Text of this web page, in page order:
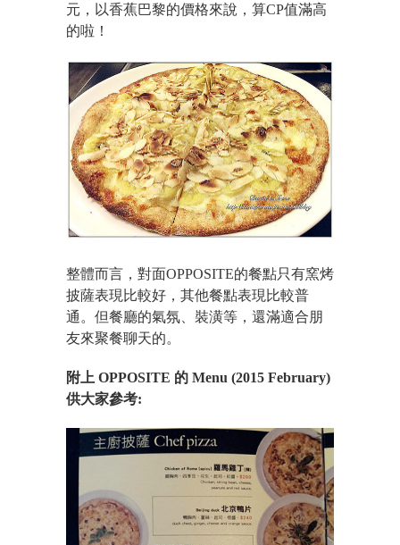
元，以香蕉巴黎的價格來說，算CP值滿高
的啦！
整體而言，對面OPPOSITE的餐點只有窯烤
披薩表現比較好，其他餐點表現比較普
通。但餐廳的氣氛、裝潢等，還滿適合朋
友來聚餐聊天的。
附上 OPPOSITE 的 Menu (2015 February)
供大家參考: